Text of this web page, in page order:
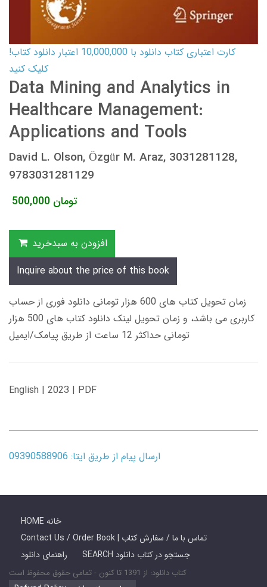
کارت اعتباری کتاب دانلود با 10,000,000 اعتبار دانلود کتاب!
کلیک کنید
Data Mining and Analytics in
Healthcare Management:
Applications and Tools
David L. Olson, Özgür M. Araz, 3031281128,
9783031281129
500,000 تومان
افزودن به سبدخرید
Inquire about the price of this book
زمان تحویل کتاب های 600 هزار تومانی دانلود فوری از حساب
کاربری می باشد، و زمان تحویل لینک دانلود کتاب های 500 هزار
تومانی حداکثر 12 ساعت از طریق پیامک/ایمیل
English | 2023 | PDF
ارسال پیام از طریق ایتا: 09390588906
HOME خانه
Contact Us / Order Book | تماس با ما / سفارش کتاب
راهنمای دانلود
SEARCH جستجو در کتاب دانلود
کتاب دانلود: از 1391 تا کنون - تمامی حقوق محفوظ است